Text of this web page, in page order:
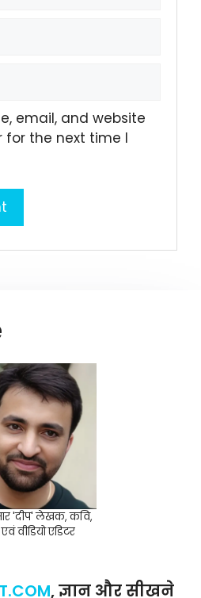
email, and website
for the next time I
'दीप' लेखक, कवि,
वीडियो एडिटर
, ज्ञान और सीखने